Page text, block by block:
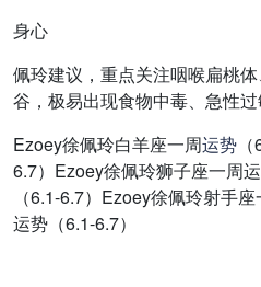
身心
佩玲建议，重点关注咽喉扁桃
谷，极易出现食物中毒、急性
Ezoey徐佩玲白羊座一周运势
6.7）Ezoey徐佩玲狮子座一周
（6.1-6.7）Ezoey徐佩玲射手
运势（6.1-6.7）